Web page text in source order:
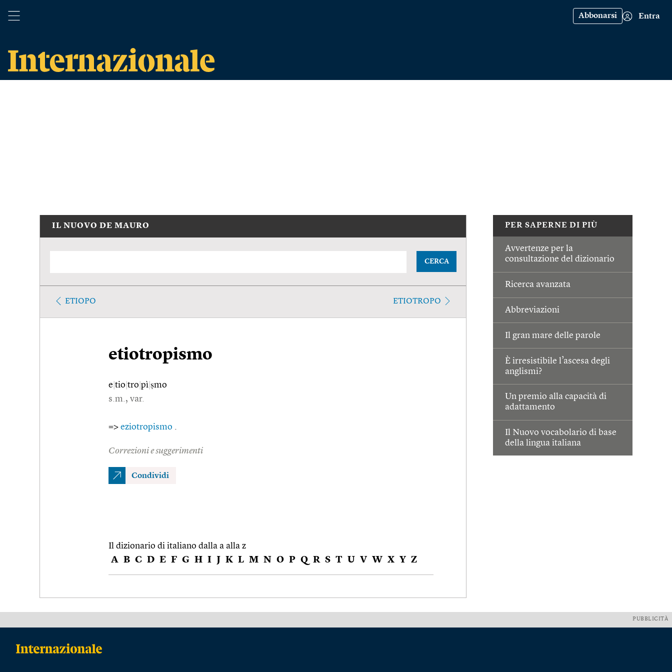
Abbonarsi Entra
PER SAPERNE DI PIÙ
Avvertenze per la
consultazione del dizionario
Ricerca avanzata
Abbreviazioni
Il gran mare delle parole
È irresistibile l’ascesa degli
anglismi?
Un premio alla capacità di
adattamento
Il Nuovo vocabolario di base
della lingua italiana
IL NUOVO DE MAURO
CERCA
ETIOPO ETIOTROPO
etiotropismo
e tio tro pì ṣmo
s.m., var.
=> eziotropismo .
Correzioni e suggerimenti
Condividi
Il dizionario di italiano dalla a alla z
A B C D E F G H I J K L M N O P Q R S T U V W X Y Z
PUBBLICITÀ